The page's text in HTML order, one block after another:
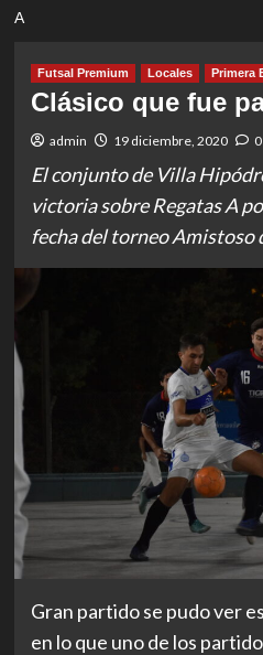
A
Futsal Premium Locales Primera
Clásico que fue
admin 19 diciembre, 2020 0
El conjunto de Villa
victoria sobre Regatas A
fecha del torneo Amistoso
Gran partido se pudo ver
en lo que uno de los